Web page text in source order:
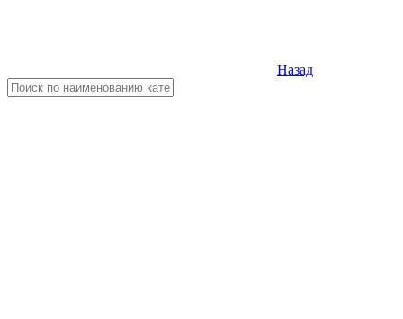
Назад